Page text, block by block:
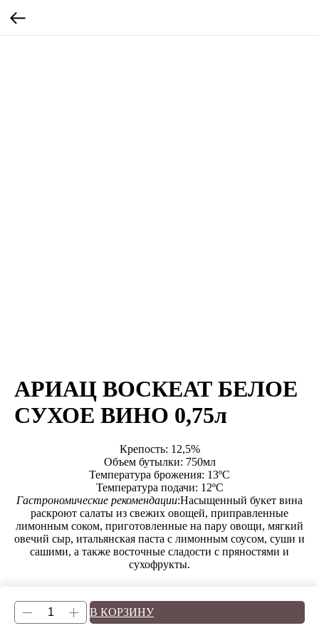
АРИАЦ ВОСКЕАТ БЕЛОЕ
СУХОЕ ВИНО 0,75л
В КОРЗИНУ
Крепость: 12,5%
Объем бутылки: 750мл
Температура брожения: 13ºС
Температура подачи: 12ºC
Гастрономические рекомендации:Насыщенный букет вина
раскроют салаты из свежих овощей, приправленные
лимонным соком, приготовленные на пару овощи, мягкий
овечий сыр, итальянская паста с лимонным соусом, суши и
сашими, а также восточные сладости с пряностями и
сухофрукты.